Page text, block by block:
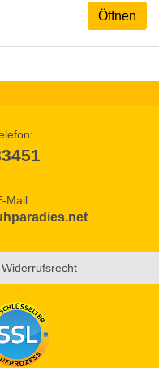
Öffnen
Mail:
Widerrufsrecht